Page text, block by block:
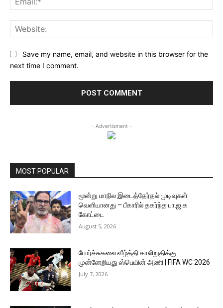
Save my name, email, and website in this browser for the
next time I comment.
- Advertisment -
MOST POPULAR
மூன்று மாநில இடைத்தேர்தல் முடிவுகள்
வெளியானது – பீகாரில் தகர்ந்த பா.ஜ.க
கோட்டை
August 5, 2026
போர்ச்சுகலை வீழ்த்தி காலிறுதிக்கு
முன்னேறியது ஸ்பெயின் அணி | FIFA WC 2026
July 7, 2026